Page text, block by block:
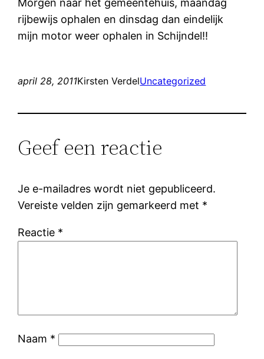
rijbewijs ophalen en dinsdag dan eindelijk
mijn motor weer ophalen in Schijndel!!
april 28, 2011Kirsten VerdelUncategorized
Geef een reactie
Je e-mailadres wordt niet gepubliceerd.
Vereiste velden zijn gemarkeerd met *
Reactie *
Naam *